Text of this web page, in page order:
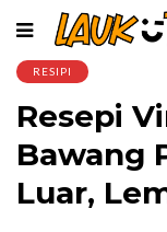
RESIPI
Resepi
Bawang
Luar,